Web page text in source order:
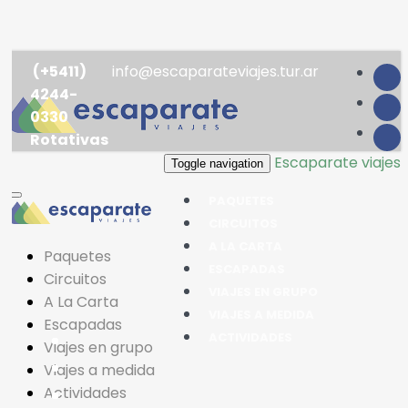
(+5411)
4244-
0330
Rotativas
info@escaparateviajes.tur.ar
Toggle navigation Escaparate viajes
Paquetes
Circuitos
A La Carta
Escapadas
Viajes en grupo
Viajes a medida
Actividades